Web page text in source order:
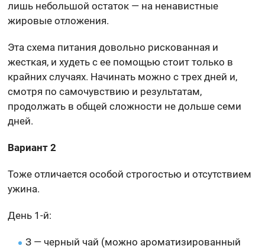
лишь небольшой остаток — на ненавистные
жировые отложения.
Эта схема питания довольно рискованная и
жесткая, и худеть с ее помощью стоит только в
крайних случаях. Начинать можно с трех дней и,
смотря по самочувствию и результатам,
продолжать в общей сложности не дольше семи
дней.
Вариант 2
Тоже отличается особой строгостью и отсутствием
ужина.
День 1-й:
З — черный чай (можно ароматизированный